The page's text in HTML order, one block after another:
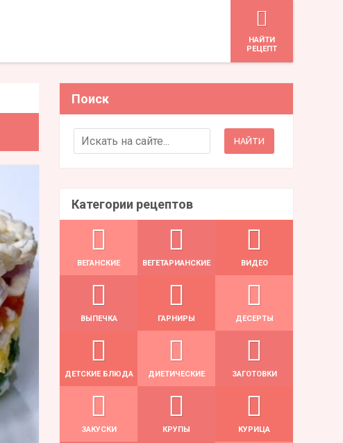
HАЙТИ
РЕЦЕПТ
Поиск
Search for:
Категории рецептов
ВЕГАНСКИЕ ВЕГЕТАРИАНСКИЕ ВИДЕО
ВЫПЕЧКА ГАРНИРЫ ДЕСЕРТЫ
ДЕТСКИЕ БЛЮДА ДИЕТИЧЕСКИЕ ЗАГОТОВКИ
ЗАКУСКИ КРУПЫ КУРИЦА